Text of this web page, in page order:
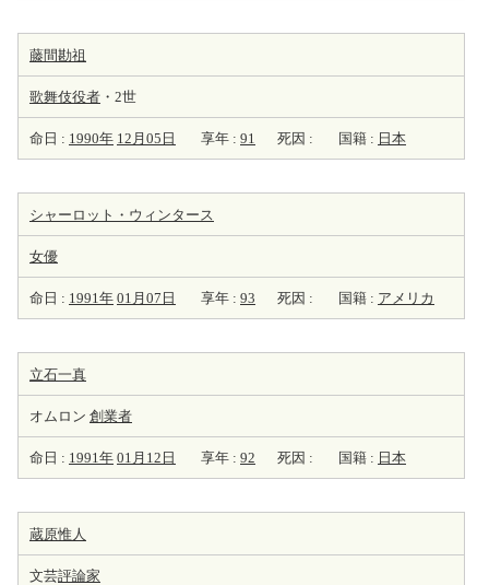
藤間勘祖
歌舞伎役者 ・2世
命日 : 1990年 12月05日 享年 : 91 死因 : 国籍 : 日本
シャーロット・ウィンタース
女優
命日 : 1991年 01月07日 享年 : 93 死因 : 国籍 : アメリカ
立石一真
オムロン 創業者
命日 : 1991年 01月12日 享年 : 92 死因 : 国籍 : 日本
蔵原惟人
文芸評論家